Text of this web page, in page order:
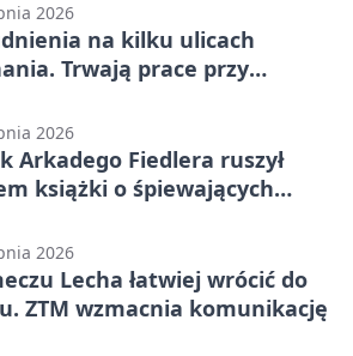
2026
na kilku ulicach
Trwają prace przy
2026
Arkadego Fiedlera ruszył
książki o śpiewających
2026
Lecha łatwiej wrócić do
ZTM wzmacnia komunikację